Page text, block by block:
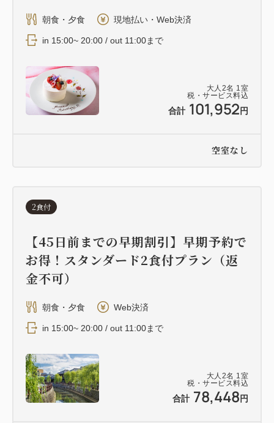
大人 2名 1 室
税・サービス料込
合計 101,952 円
朝食・夕食 現地払い・Web決済
in 15:00~ 20:00 / out 11:00まで
空室なし
大人 2名 1 室
税・サービス料込
合計 78,448 円
2食付
【45日前までの早期割引】早期予約で
お得！スタンダード2食付プラン（返
金不可）
朝食・夕食 Web決済
in 15:00~ 20:00 / out 11:00まで